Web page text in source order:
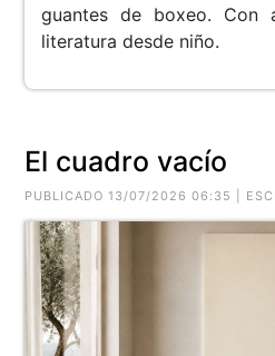
guantes de boxeo.
literatura desde niño.
El cuadro vacío
PUBLICADO 13/07/2026 06:35 |